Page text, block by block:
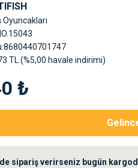
Oyuncakları
8680440701747
TL (%5,00 havale indirimi)
₺
sipariş verirseniz bugün